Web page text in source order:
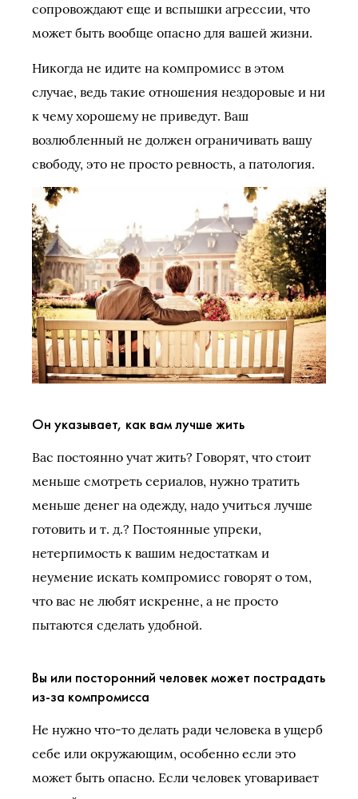
сопровождают еще и вспышки агрессии, что
может быть вообще опасно для вашей жизни.
Никогда не идите на компромисс в этом
случае, ведь такие отношения нездоровые и ни
к чему хорошему не приведут. Ваш
возлюбленный не должен ограничивать вашу
свободу, это не просто ревность, а патология.
Он указывает, как вам лучше жить
Вас постоянно учат жить? Говорят, что стоит
меньше смотреть сериалов, нужно тратить
меньше денег на одежду, надо учиться лучше
готовить и т. д.? Постоянные упреки,
нетерпимость к вашим недостаткам и
неумение искать компромисс говорят о том,
что вас не любят искренне, а не просто
пытаются сделать удобной.
Вы или посторонний человек может пострадать
из-за компромисса
Не нужно что-то делать ради человека в ущерб
себе или окружающим, особенно если это
может быть опасно. Если человек уговаривает